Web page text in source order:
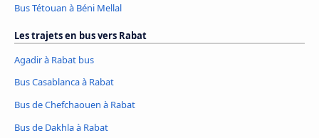
Bus Tétouan à Béni Mellal
Les trajets en bus vers Rabat
Agadir à Rabat bus
Bus Casablanca à Rabat
Bus de Chefchaouen à Rabat
Bus de Dakhla à Rabat